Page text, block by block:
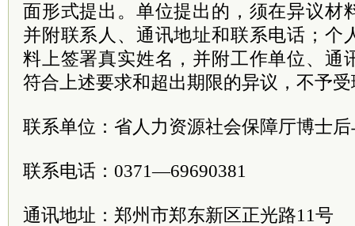
面形式提出。单位提出的，须在异议材
并附联系人、通讯地址和联系电话；个
料上签署真实姓名，并附工作单位、通
符合上述要求和超出期限的异议，不予
联系单位：省人力资源社会保障厅博士
联系电话：0371—69690381
通讯地址：郑州市郑东新区正光路11号